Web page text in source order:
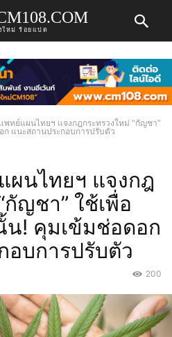
ใหม่ ร้อยแปด
พทย์แผนไทยฯ แจงกฎกระทรวงใหม่ “กัญชา”
แนะสถานประกอบการปรับตัว
ผนไทยฯ แจงกฎ
กัญชา” ใช้เพื่อ
น! คุมเข้มช่อดอก
อบการปรับตัว
200